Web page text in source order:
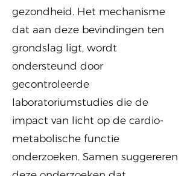
gezondheid. Het mechanisme
dat aan deze bevindingen ten
grondslag ligt, wordt
ondersteund door
gecontroleerde
laboratoriumstudies die de
impact van licht op de cardio-
metabolische functie
onderzoeken. Samen suggereren